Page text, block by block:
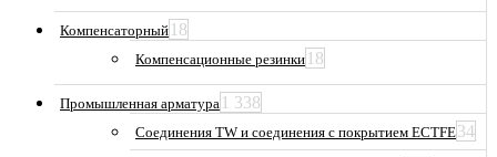
Компенсаторный 18
Компенсационные резинки 18
Промышленная арматура 1 338
Соединения TW и соединения с покрытием ECTFE34